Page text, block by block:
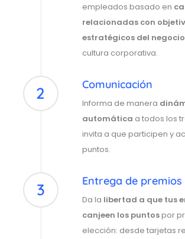
empleados basado en
relacionadas con
estratégicos del negocio
cultura corporativa.
2 Comunicación
Informa de manera
automática a todos los
invita a que participen y
puntos.
3 Entrega de premios
Da la libertad a que tus
canjeen los puntospor
elección: desde tarjetas